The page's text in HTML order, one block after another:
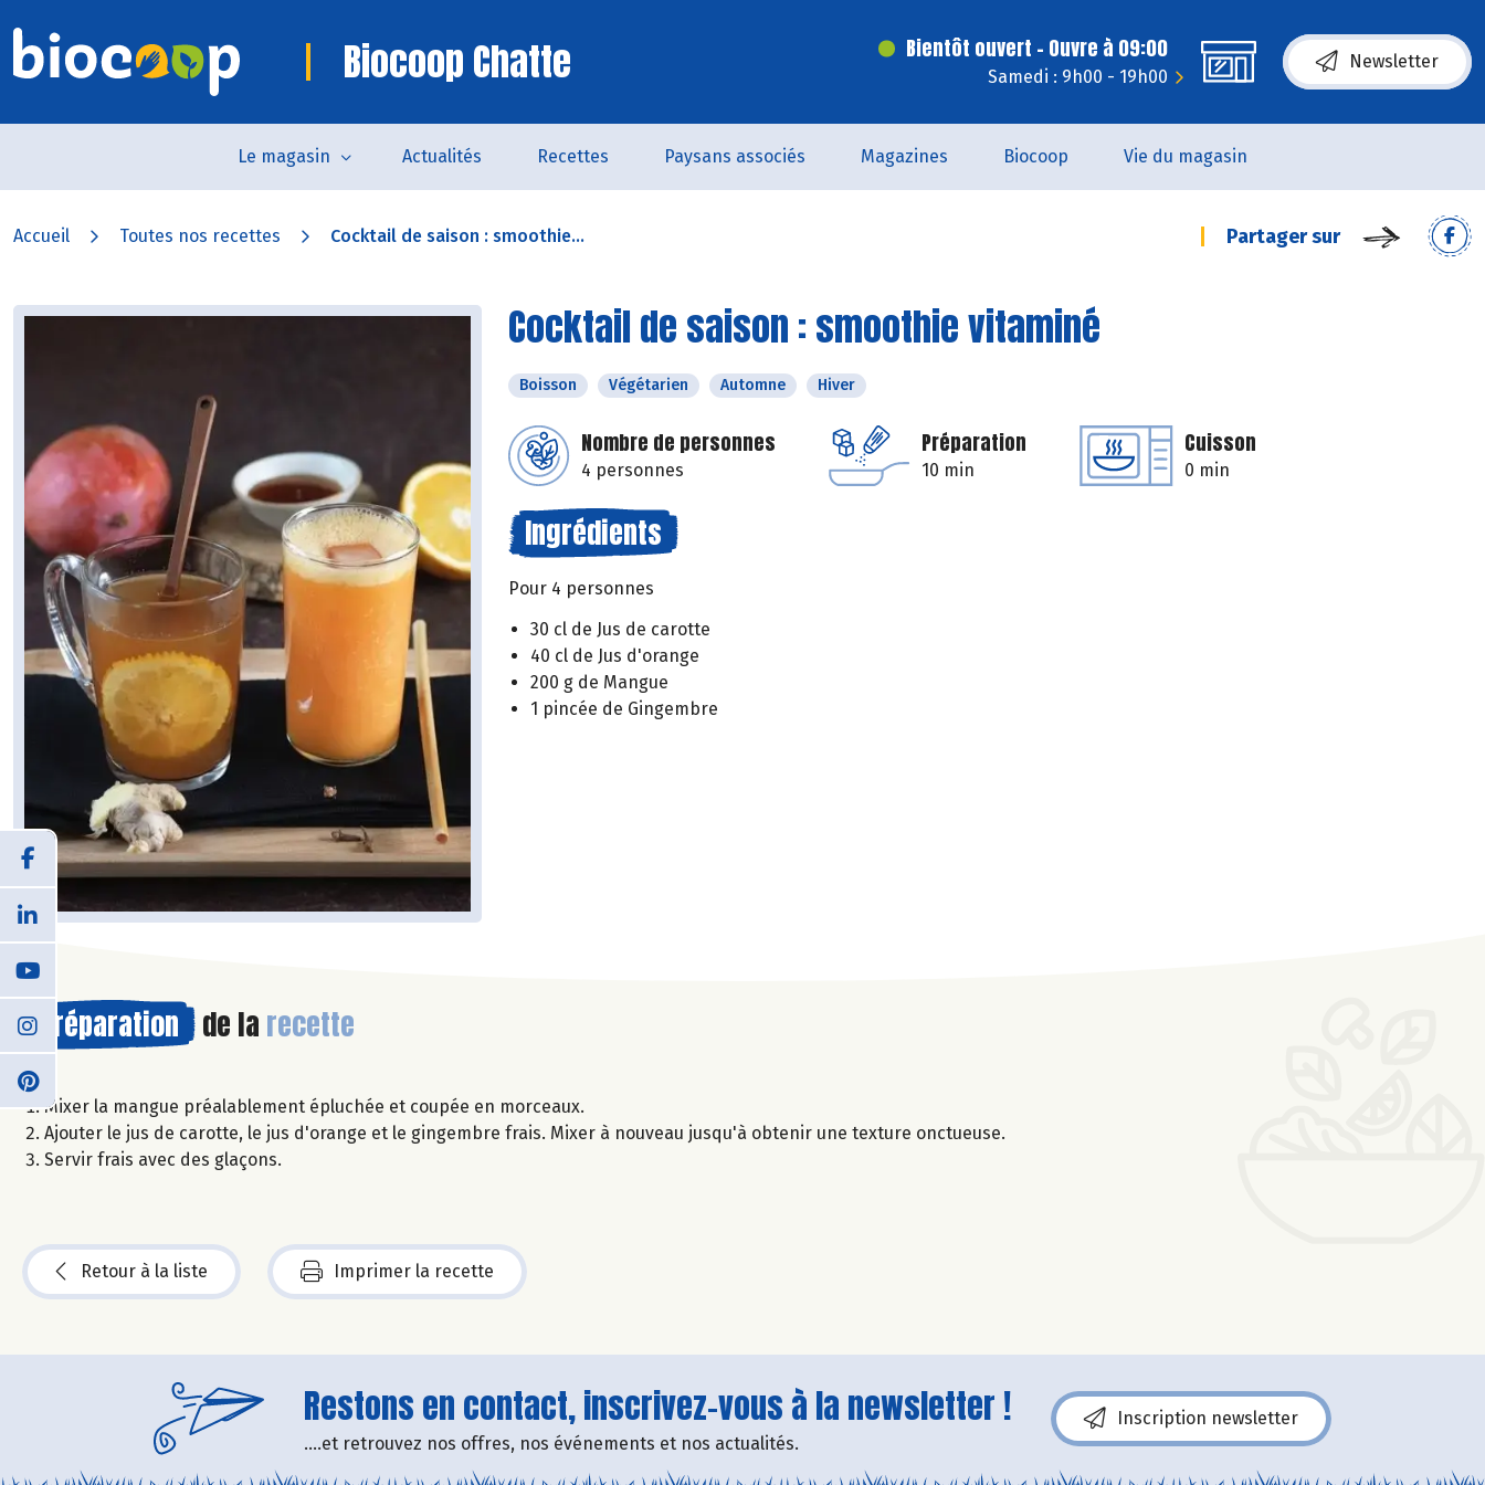
Biocoop Chatte Bientôt ouvert - Ouvre à 09:00
Samedi : 9h00 - 19h00
Newsletter
Le magasin Actualités Recettes Paysans associés Magazines Biocoop Vie du magasin
Accueil Toutes nos recettes Cocktail de saison : smoothie... Partager sur
Cocktail de saison : smoothie vitaminé
Boisson Végétarien Automne Hiver
Nombre de personnes
4 personnes
Préparation
10 min
Cuisson
0 min
Ingrédients
Pour 4 personnes
30 cl de Jus de carotte
40 cl de Jus d'orange
200 g de Mangue
1 pincée de Gingembre
Préparation de la recette
Mixer la mangue préalablement épluchée et coupée en morceaux.
Ajouter le jus de carotte, le jus d'orange et le gingembre frais. Mixer à nouveau jusqu'à obtenir une texture onctueuse.
Servir frais avec des glaçons.
Retour à la liste Imprimer la recette
Restons en contact, inscrivez-vous à la newsletter !
....et retrouvez nos offres, nos événements et nos actualités.
Inscription newsletter